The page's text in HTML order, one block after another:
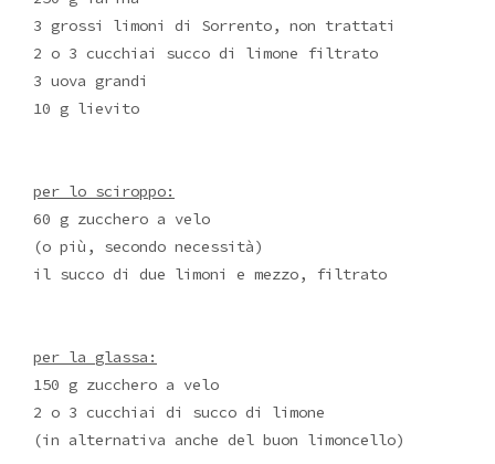
3 grossi limoni di Sorrento, non trattati
2 o 3 cucchiai succo di limone filtrato
3 uova grandi
10 g lievito
per lo sciroppo:
60 g zucchero a velo
(o più, secondo necessità)
il succo di due limoni e mezzo, filtrato
per la glassa:
150 g zucchero a velo
2 o 3 cucchiai di succo di limone
(in alternativa anche del buon limoncello)